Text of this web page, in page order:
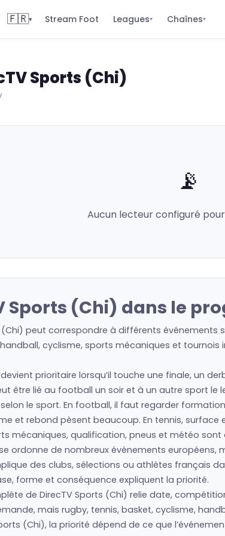
🇫🇷▾ Stream Foot Leagues▾ Chaînes▾
Sports (Chi)
📡
Aucun lecteur configuré
Sports (Chi) dans le
(Chi) peut correspondre à différents
cyclisme, sports mécaniques et
prioritaire lorsqu’il touche une finale, un
être lié au football un soir et à un autre sport le
selon le sport. En football, il faut regarder
et rebond pèsent beaucoup. En tennis,
mécaniques, qualification, pneus et météo sont
ordonne de nombreux événements
des clubs, sélections ou athlètes français
forme et conséquence expliquent la priorité.
de DirecTV Sports (Chi) relie date,
mais rugby, tennis, basket, cyclisme,
(Chi), la priorité dépend de ce que